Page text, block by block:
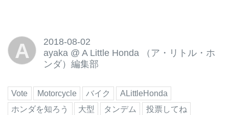
A
2018-08-02
ayaka @ A Little Honda （ア・リトル・ホ
ンダ）編集部
Vote Motorcycle バイク
ALittleHonda
ホンダを知ろう
大型 タンデム
投票してね